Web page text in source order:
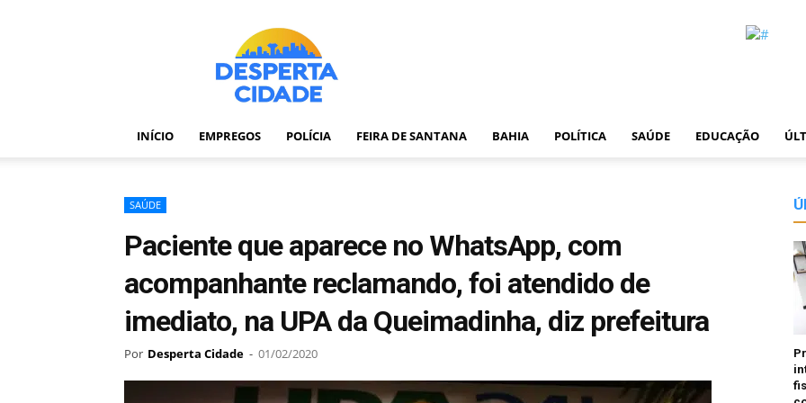
Desperta
Cidade
–
Portal
notícias
Bahia
INÍCIO EMPREGOS POLÍCIA FEIRA DE SANTANA BAHIA POLÍTICA SAÚDE EDUCAÇÃO
SAÚDE
Paciente que aparece no WhatsApp, com
acompanhante reclamando, foi atendido de
imediato, na UPA da Queimadinha, diz prefeitura
Por Desperta Cidade - 01/02/2020